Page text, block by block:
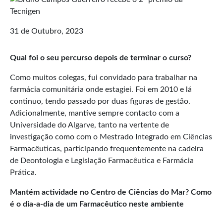
31 de Outubro, 2023
Qual foi o seu percurso depois de terminar o curso?
Como muitos colegas, fui convidado para trabalhar na
farmácia comunitária onde estagiei. Foi em 2010 e lá
continuo, tendo passado por duas figuras de gestão.
Adicionalmente, mantive sempre contacto com a
Universidade do Algarve, tanto na vertente de
investigação como com o Mestrado Integrado em Ciências
Farmacêuticas, participando frequentemente na cadeira
de Deontologia e Legislação Farmacêutica e Farmácia
Prática.
Mantém actividade no Centro de Ciências do Mar? Como
é o dia-a-dia de um Farmacêutico neste ambiente